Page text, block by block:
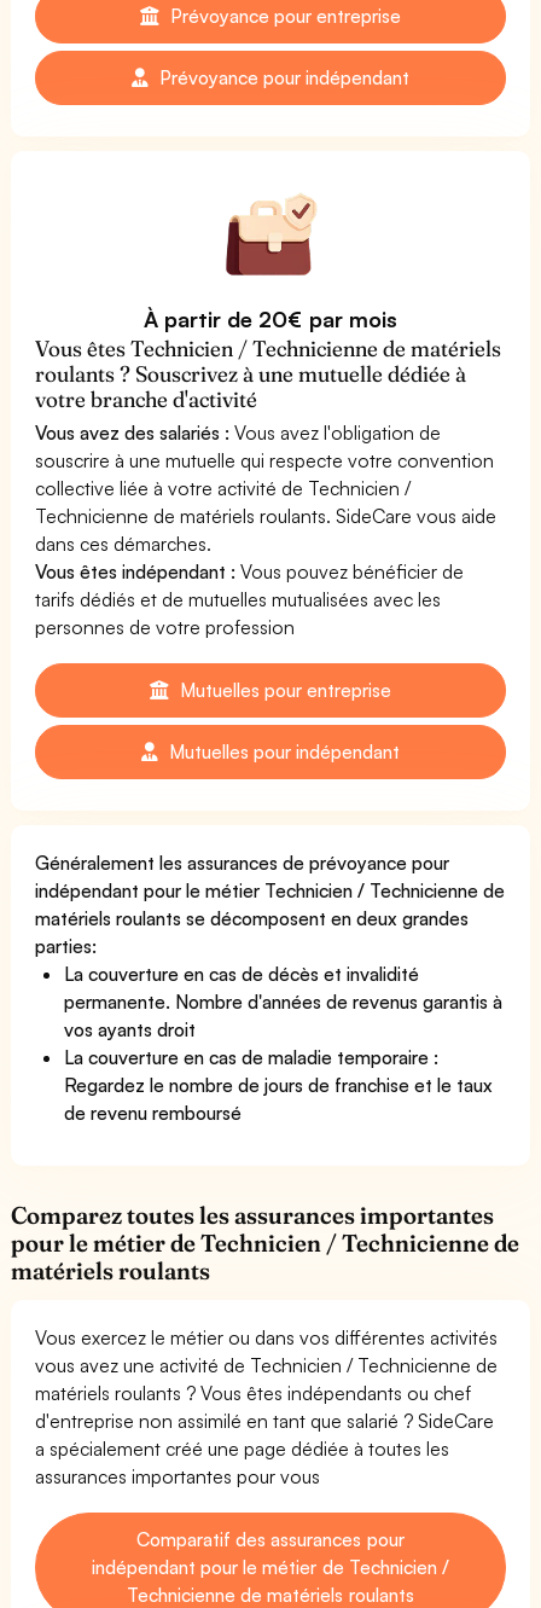
Prévoyance pour entreprise
Prévoyance pour indépendant
À partir de 20€ par mois
Vous êtes Technicien / Technicienne de matériels
roulants ? Souscrivez à une mutuelle dédiée à
votre branche d'activité
Vous avez des salariés : Vous avez l'obligation de
souscrire à une mutuelle qui respecte votre convention
collective liée à votre activité de Technicien /
Technicienne de matériels roulants. SideCare vous aide
dans ces démarches.
Vous êtes indépendant : Vous pouvez bénéficier de
tarifs dédiés et de mutuelles mutualisées avec les
personnes de votre profession
Mutuelles pour entreprise
Mutuelles pour indépendant
Généralement les assurances de prévoyance pour
indépendant pour le métier Technicien / Technicienne de
matériels roulants se décomposent en deux grandes
parties:
La couverture en cas de décès et invalidité
permanente. Nombre d'années de revenus garantis à
vos ayants droit
La couverture en cas de maladie temporaire :
Regardez le nombre de jours de franchise et le taux
de revenu remboursé
Comparez toutes les assurances importantes
pour le métier de Technicien / Technicienne de
matériels roulants
Vous exercez le métier ou dans vos différentes activités
vous avez une activité de Technicien / Technicienne de
matériels roulants ? Vous êtes indépendants ou chef
d'entreprise non assimilé en tant que salarié ? SideCare
a spécialement créé une page dédiée à toutes les
assurances importantes pour vous
Comparatif des assurances pour
indépendant pour le métier de Technicien /
Technicienne de matériels roulants